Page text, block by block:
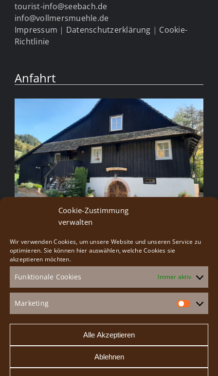
Cookie-Zustimmung
verwalten
Wir verwenden Cookies, um unsere Website und unseren Service zu
optimieren. Sie können hier auswählen, welche Cookies sie
akzeptieren möchten.
Funktionale Cookies Immer aktiv
Marketing
Alle Akzeptieren
Ablehnen
tourist-info@seebach.de
info@vollmersmuehle.de
Impressum | Datenschutzerklärung | Cookie-
Richtlinie
Anfahrt
Besucherservice
Gruppenangebote
Veranstaltungen
Speiseangebot